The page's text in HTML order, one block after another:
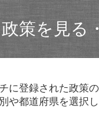
政策を見る
に登録された政策の
や都道府県を選択